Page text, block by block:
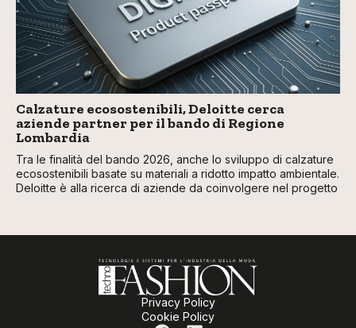
Calzature ecosostenibili, Deloitte cerca
aziende partner per il bando di Regione
Lombardia
Tra le finalità del bando 2026, anche lo sviluppo di calzature
ecosostenibili basate su materiali a ridotto impatto ambientale.
Deloitte è alla ricerca di aziende da coinvolgere nel progetto
Privacy Policy
Cookie Policy